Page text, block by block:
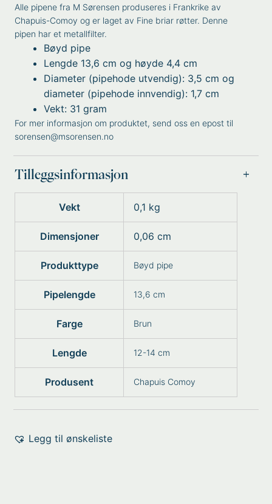
Alle pipene fra M Sørensen produseres i Frankrike av
Chapuis-Comoy og er laget av Fine briar røtter. Denne
pipen har et metallfilter.
Bøyd pipe
Lengde 13,6 cm og høyde 4,4 cm
Diameter (pipehode utvendig): 3,5 cm og
diameter (pipehode innvendig): 1,7 cm
Vekt: 31 gram
For mer informasjon om produktet, send oss en epost til
sorensen@msorensen.no
Tilleggsinformasjon
Vekt 0,1 kg
Dimensjoner 0,06 cm
Produkttype Bøyd pipe
Pipelengde 13,6 cm
Farge Brun
Lengde 12-14 cm
Produsent Chapuis Comoy
Legg til ønskeliste